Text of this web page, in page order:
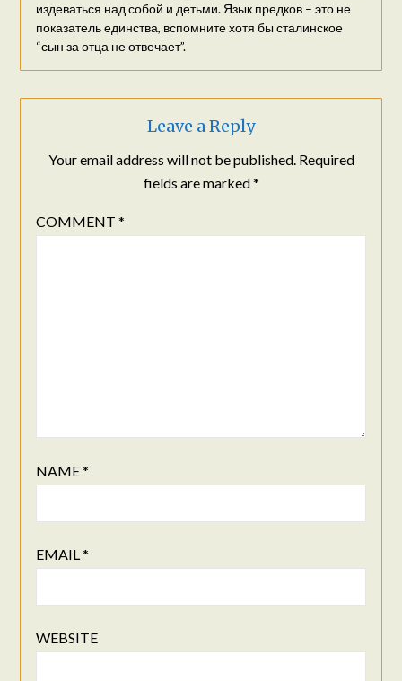
издеваться над собой и детьми. Язык предков – это не
показатель единства, вспомните хотя бы сталинское
“сын за отца не отвечает”.
Leave a Reply
Your email address will not be published. Required
fields are marked*
COMMENT *
NAME*
EMAIL*
WEBSITE